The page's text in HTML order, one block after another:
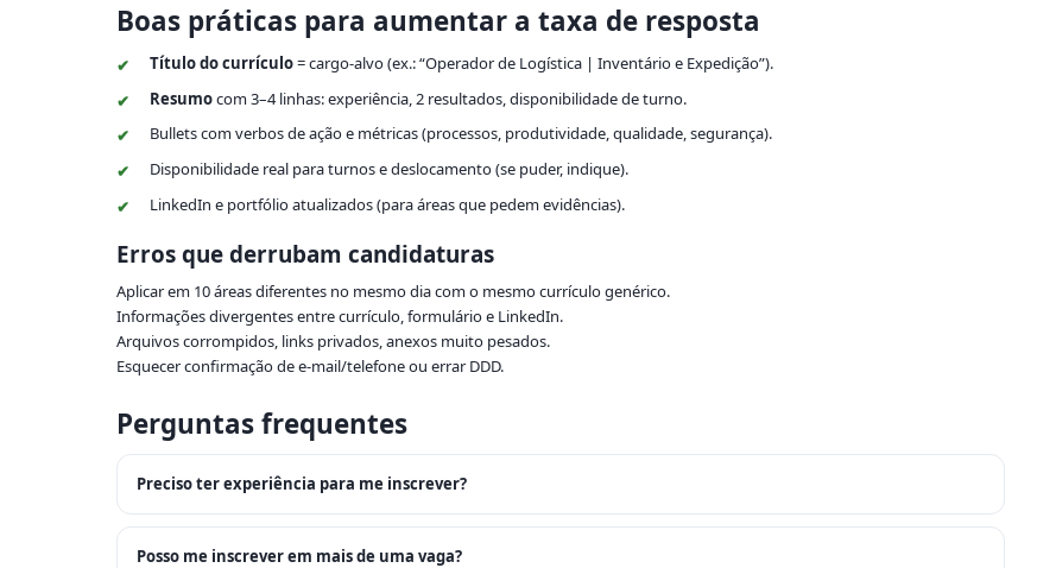
Boas práticas para aumentar a taxa de resposta
Título do currículo= cargo-alvo (ex.: “Operador de Logística | Inventário e Expedição”).
Resumocom 3–4 linhas: experiência, 2 resultados, disponibilidade de turno.
Bullets com verbos de ação e métricas (processos, produtividade, qualidade, segurança).
Disponibilidade real para turnos e deslocamento (se puder, indique).
LinkedIn e portfólio atualizados (para áreas que pedem evidências).
Erros que derrubam candidaturas
Aplicar em 10 áreas diferentes no mesmo dia com o mesmo currículo genérico.
Informações divergentes entre currículo, formulário e LinkedIn.
Arquivos corrompidos, links privados, anexos muito pesados.
Esquecer confirmação de e-mail/telefone ou errar DDD.
Perguntas frequentes
Preciso ter experiência para me inscrever?
Posso me inscrever em mais de uma vaga?